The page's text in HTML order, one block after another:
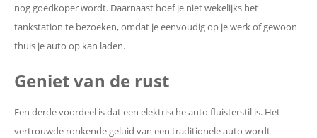
nog goedkoper wordt. Daarnaast hoef je niet wekelijks het
tankstation te bezoeken, omdat je eenvoudig op je werk of gewoon
thuis je auto op kan laden.
Geniet van de rust
Een derde voordeel is dat een elektrische auto fluisterstil is. Het
vertrouwde ronkende geluid van een traditionele auto wordt